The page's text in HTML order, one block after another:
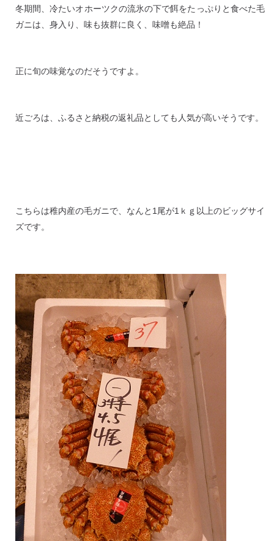
冬期間、冷たいオホーツクの流氷の下で餌をたっぷりと食べた毛
ガニは、身入り、味も抜群に良く、味噌も絶品！
正に旬の味覚なのだそうですよ。
近ごろは、ふるさと納税の返礼品としても人気が高いそうです。
こちらは稚内産の毛ガニで、なんと1尾が1ｋｇ以上のビッグサイ
ズです。